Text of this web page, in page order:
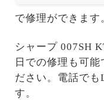
で修理ができます
シャープ 007SH
日での修理も可
ださい。電話でも
す。